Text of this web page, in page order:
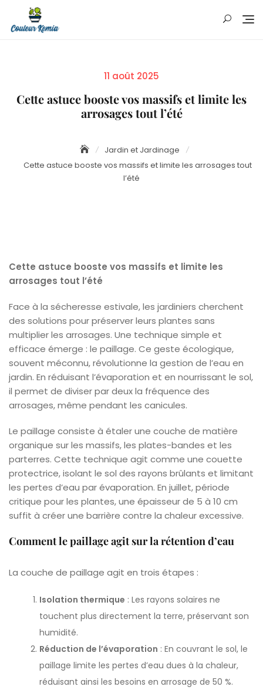
content
Posted
11 août 2025
Cette astuce booste vos massifs et limite les
arrosages tout l’été
Jardin et Jardinage
Cette astuce booste vos massifs et limite les arrosages tout
l’été
Cette astuce booste vos massifs et limite les
arrosages tout l’été
Face à la sécheresse estivale, les jardiniers cherchent
des solutions pour préserver leurs plantes sans
multiplier les arrosages. Une technique simple et
efficace émerge : le paillage. Ce geste écologique,
souvent méconnu, révolutionne la gestion de l’eau en
jardin. En réduisant l’évaporation et en nourrissant le sol,
il permet de diviser par deux la fréquence des
arrosages, même pendant les canicules.
Le paillage consiste à étaler une couche de matière
organique sur les massifs, les plates-bandes et les
parterres. Cette technique agit comme une couette
protectrice, isolant le sol des rayons brûlants et limitant
les pertes d’eau par évaporation. En juillet, période
critique pour les plantes, une épaisseur de 5 à 10 cm
suffit à créer une barrière contre la chaleur excessive.
Comment le paillage agit sur la rétention d’eau
La couche de paillage agit en trois étapes :
Isolation thermique : Les rayons solaires ne
touchent plus directement la terre, préservant son
humidité.
Réduction de l’évaporation : En couvrant le sol, le
paillage limite les pertes d’eau dues à la chaleur,
réduisant ainsi les besoins en arrosage de 50 %.